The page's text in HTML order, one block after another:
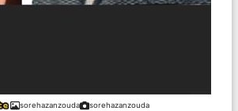
sorehazanzouda sorehazanzouda